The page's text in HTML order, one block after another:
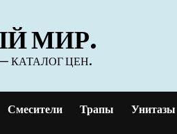
МИР.
КАТАЛОГ ЦЕН.
Смесители Трапы Унитазы